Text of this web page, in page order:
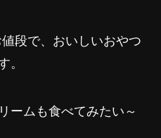
段で、おいしいおやつ
。
ームも食べてみたい～